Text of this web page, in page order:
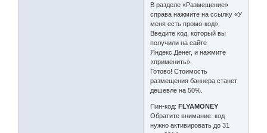
В разделе «Размещение»
справа нажмите на ссылку «У
меня есть промо-код».
Введите код, который вы
получили на сайте
Яндекс.Денег, и нажмите
«применить».
Готово! Стоимость
размещения баннера станет
дешевле на 50%.
Пин-код:FLYAMONEY
Обратите внимание: код
нужно активировать до 31